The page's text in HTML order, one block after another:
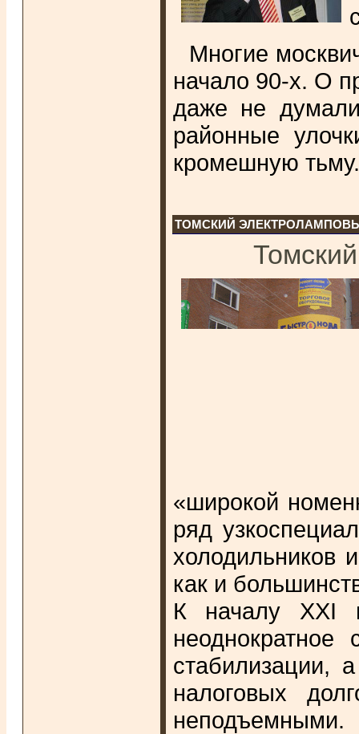
Многие
начало 90-х. О
даже не
районные
кромешную тьму.
ТОМСКИЙ
«широкой
ряд
холодильников
как и
К началу XXI
стабилизации,
налоговых
неподъемными.